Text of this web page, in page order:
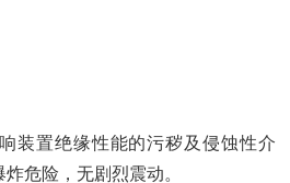
装置绝缘性能的污秽及侵蚀性介
危险，无剧烈震动。